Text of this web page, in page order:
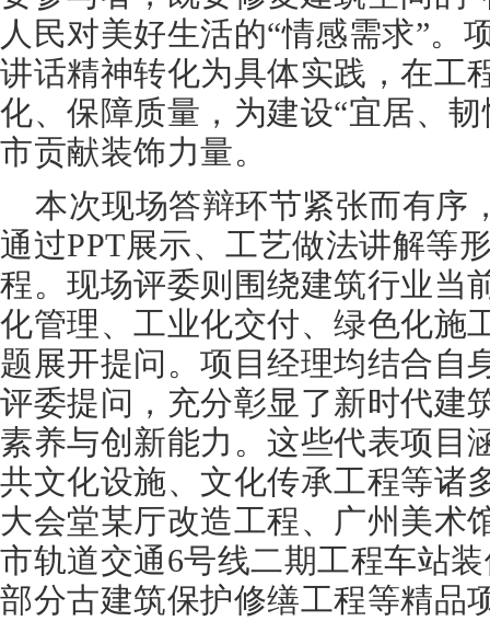
人民对美好生活的“情感需求”。
讲话精神转化为具体实践，在工
化、保障质量，为建设“宜居、
市贡献装饰力量。
本次现场答辩环节紧张而有序
通过PPT展示、工艺做法讲解等
程。现场评委则围绕建筑行业当
化管理、工业化交付、绿色化施
题展开提问。项目经理均结合自
评委提问，充分彰显了新时代建
素养与创新能力。这些代表项目
共文化设施、文化传承工程等诸
大会堂某厅改造工程、广州美术
市轨道交通6号线二期工程车站
部分古建筑保护修缮工程等精品